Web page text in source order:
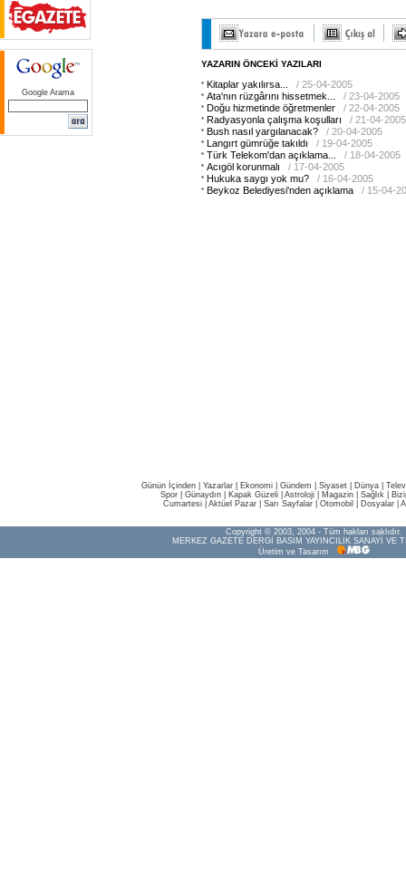
Google Arama
YAZARIN ÖNCEKİ YAZILARI
Kitaplar yakılırsa...
/ 25-04-2005
Ata'nın rüzgârını hissetmek...
/ 23-04-2005
Doğu hizmetinde öğretmenler
/ 22-04-2005
Radyasyonla çalışma koşulları
/ 21-04-2005
Bush nasıl yargılanacak?
/ 20-04-2005
Langırt gümrüğe takıldı
/ 19-04-2005
Türk Telekom'dan açıklama...
/ 18-04-2005
Acıgöl korunmalı
/ 17-04-2005
Hukuka saygı yok mu?
/ 16-04-2005
Beykoz Belediyesi'nden açıklama
/ 15-04-
Günün İçinden Yazarlar Ekonomi Gündem Siyaset Dünya |
Spor
Günaydın Kapak Güzeli Astroloji Magazin Sağlık
Cumartesi| Aktüel Pazar| Sarı Sayfalar| Otomobil Dosyalar|
Copyright © 2003, 2004 - Tüm hakları saklıdır.
MERKEZ GAZETE DERGİ BASIM YAYINCILIK SANAYİ VE
Üretim ve Tasarım